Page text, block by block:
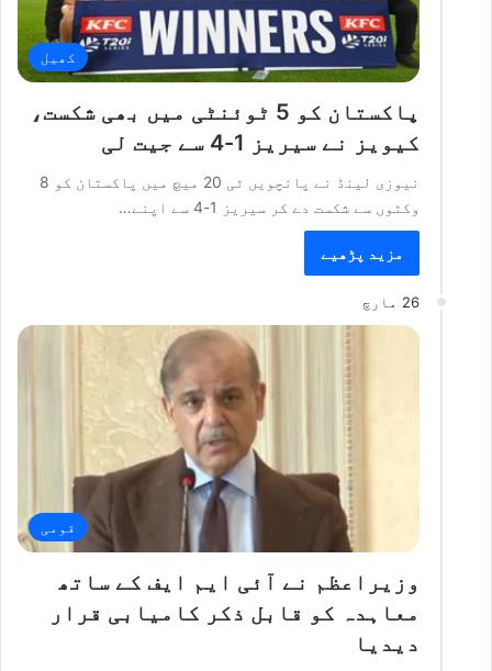
کھیل
پاکستان کو 5 ٹوئنٹی میں بھی شکست،
کیویز نے سیریز 1-4 سے جیت لی
نیوزی لینڈ نے پانچویں ٹی 20 میچ میں پاکستان کو 8
وکٹوں سے شکست دے کر سیریز 1-4 سے اپنے…
مزید پڑھیے
26 مارچ
قومی
وزیراعظم نے آئی ایم ایف کے ساتھ
معاہدہ کو قابل ذکر کامیابی قرار
دیدیا